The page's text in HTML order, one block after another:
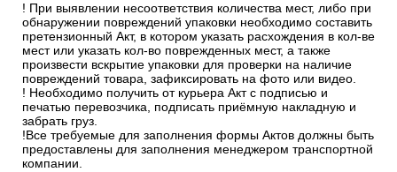
! При выявлении несоответствия количества мест, либо при
обнаружении повреждений упаковки необходимо составить
претензионный Акт, в котором указать расхождения в кол-ве
мест или указать кол-во поврежденных мест, а также
произвести вскрытие упаковки для проверки на наличие
повреждений товара, зафиксировать на фото или видео.
! Необходимо получить от курьера Акт с подписью и
печатью перевозчика, подписать приёмную накладную и
забрать груз.
!Все требуемые для заполнения формы Актов должны быть
предоставлены для заполнения менеджером транспортной
компании.